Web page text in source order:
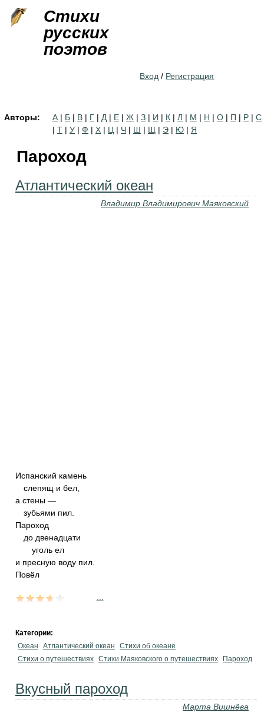
Стихи
русских
поэтов
Вход / Регистрация
Авторы: А | Б | В | Г | Д | Е | Ж | З | И | К | Л | М | Н | О | П | Р | С
| Т | У | Ф | Х | Ц | Ч | Ш | Щ | Э | Ю | Я
Пароход
Атлантический океан
Владимир Владимирович Маяковский
Испанский камень
слепящ и бел,
а стены —
зубьями пил.
Пароход
до двенадцати
уголь ел
и пресную воду пил.
Повёл
Категории:
Океан
Атлантический океан
Стихи об океане
Стихи о путешествиях Стихи Маяковского о путешествиях Пароход
Вкусный пароход
Марта Вишнёва